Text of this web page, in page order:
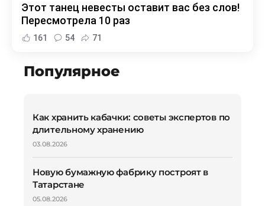
Этот танец невесты оставит вас без слов!
Пересмотрела 10 раз
161 54 71
Популярное
Как хранить кабачки: советы экспертов по
длительному хранению
03.08.2026
Новую бумажную фабрику построят в
Татарстане
05.08.2026